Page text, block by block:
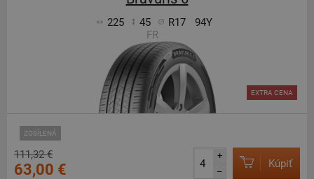
225 45 R17
94Y
FR
ZOSÍLENÁ
EXTRA CENA
111,32 €
63,00 €
+
–
Kúpiť